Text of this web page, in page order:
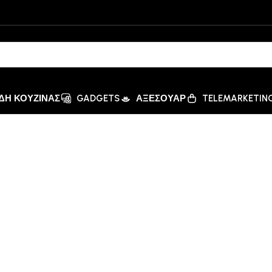
ΚΟΥΖΙΝΑΣ GADGETS ΑΞΕΣΟΥΑΡ